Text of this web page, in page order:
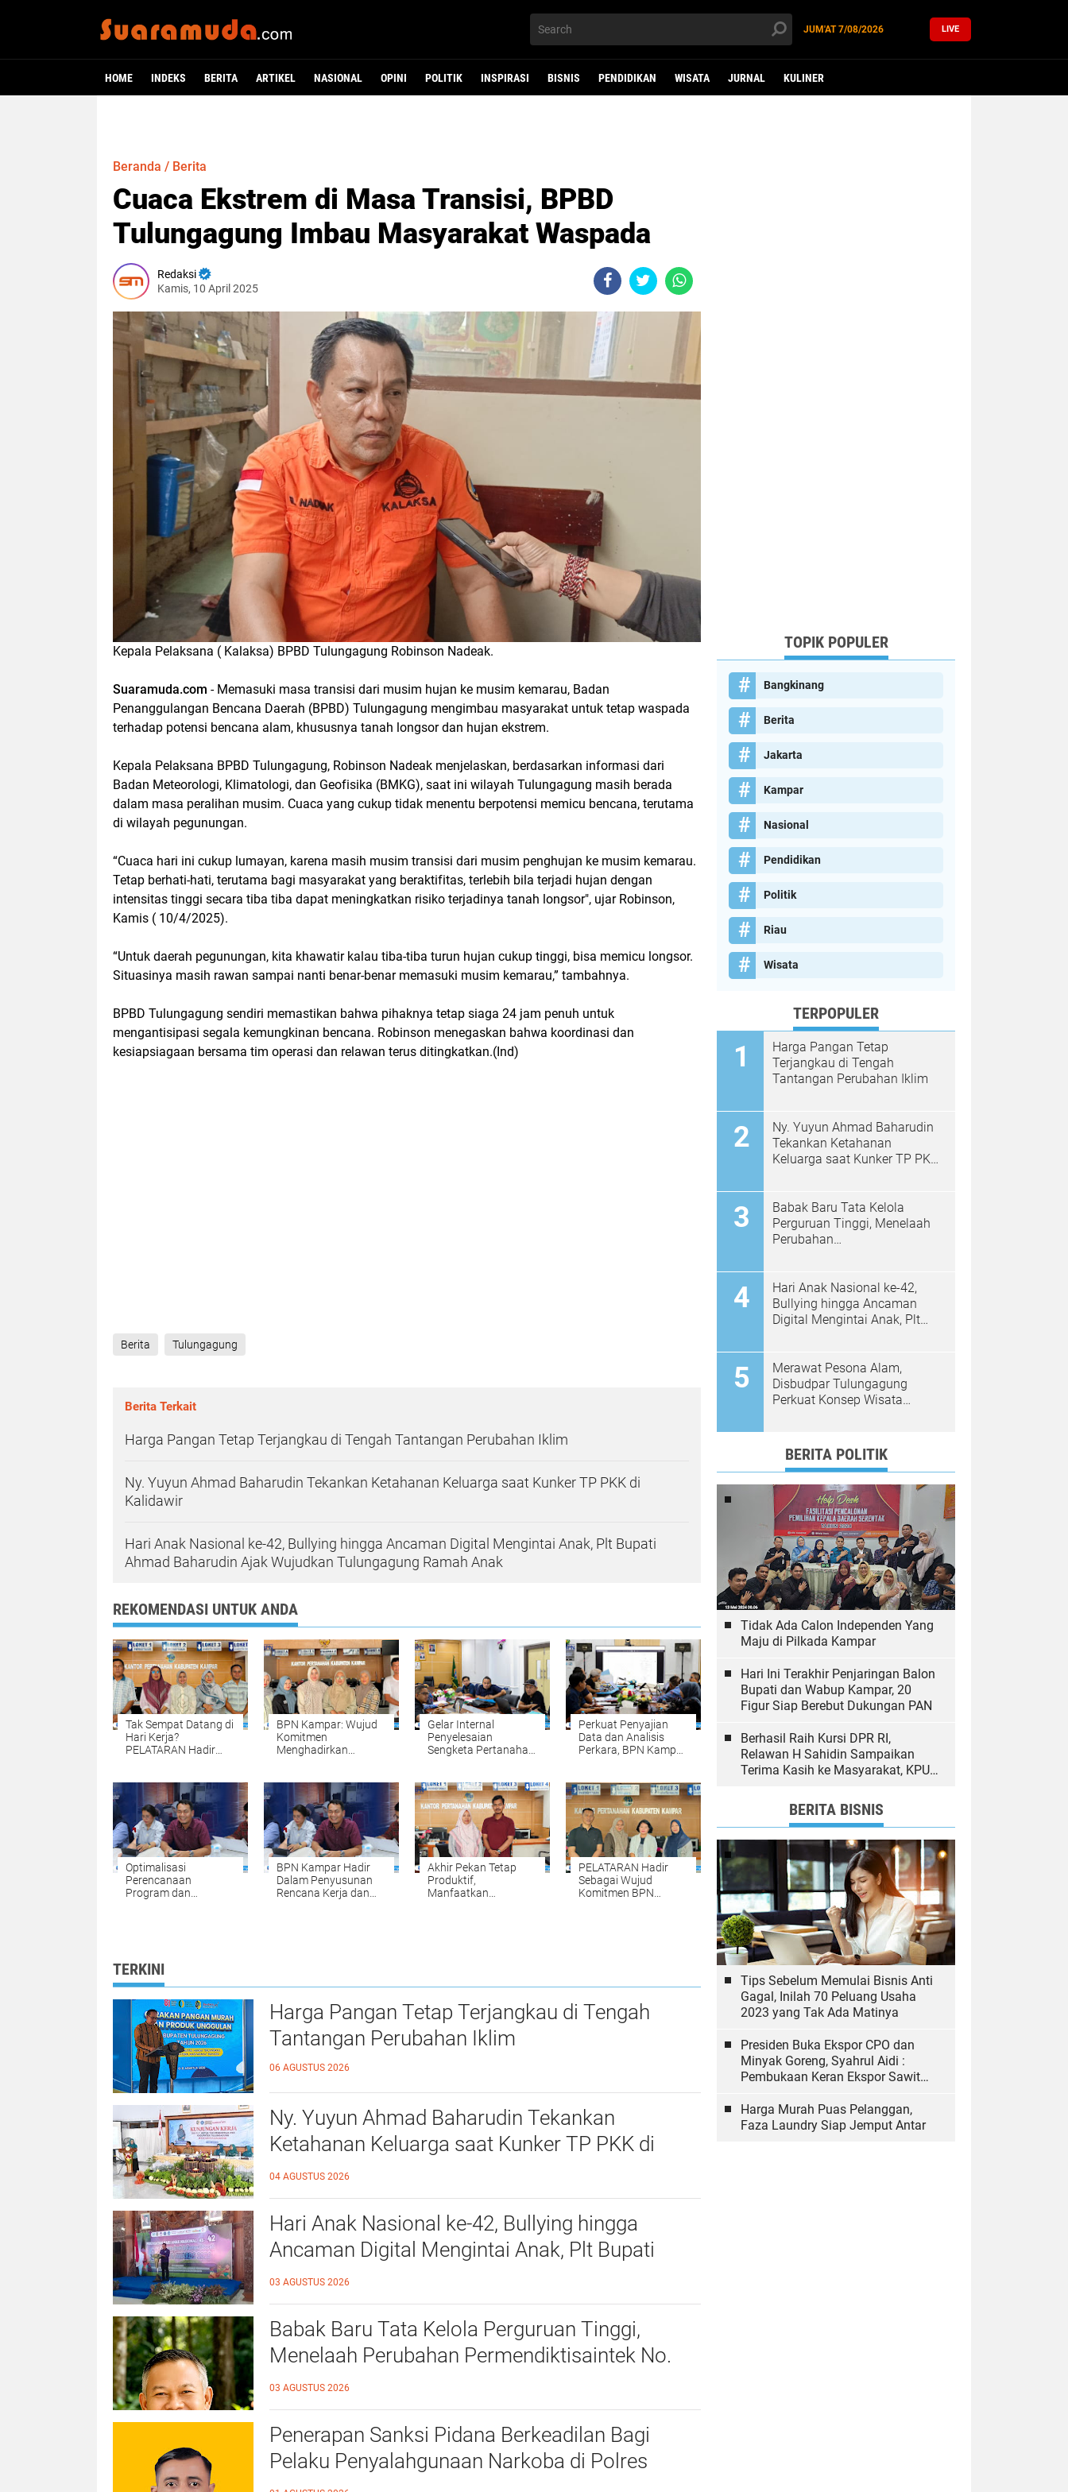
JUM'AT7/08/2026 LIVE
HOME INDEKS BERITA ARTIKEL NASIONAL OPINI POLITIK INSPIRASI BISNIS PENDIDIKAN WISATA JURNAL KULINER
Beranda / Berita
Cuaca Ekstrem di Masa Transisi, BPBD
Tulungagung Imbau Masyarakat Waspada
Redaksi
Kamis, 10 April 2025
Kepala Pelaksana ( Kalaksa) BPBD Tulungagung Robinson Nadeak.
Suaramuda.com - Memasuki masa transisi dari musim hujan ke musim kemarau, Badan
Penanggulangan Bencana Daerah (BPBD) Tulungagung mengimbau masyarakat untuk tetap waspada
terhadap potensi bencana alam, khususnya tanah longsor dan hujan ekstrem.
Kepala Pelaksana BPBD Tulungagung, Robinson Nadeak menjelaskan, berdasarkan informasi dari
Badan Meteorologi, Klimatologi, dan Geofisika (BMKG), saat ini wilayah Tulungagung masih berada
dalam masa peralihan musim. Cuaca yang cukup tidak menentu berpotensi memicu bencana, terutama
di wilayah pegunungan.
“Cuaca hari ini cukup lumayan, karena masih musim transisi dari musim penghujan ke musim kemarau.
Tetap berhati-hati, terutama bagi masyarakat yang beraktifitas, terlebih bila terjadi hujan dengan
intensitas tinggi secara tiba tiba dapat meningkatkan risiko terjadinya tanah longsor", ujar Robinson,
Kamis ( 10/4/2025).
“Untuk daerah pegunungan, kita khawatir kalau tiba-tiba turun hujan cukup tinggi, bisa memicu longsor.
Situasinya masih rawan sampai nanti benar-benar memasuki musim kemarau,” tambahnya.
BPBD Tulungagung sendiri memastikan bahwa pihaknya tetap siaga 24 jam penuh untuk
mengantisipasi segala kemungkinan bencana. Robinson menegaskan bahwa koordinasi dan
kesiapsiagaan bersama tim operasi dan relawan terus ditingkatkan.(Ind)
Berita Tulungagung
Berita Terkait
Harga Pangan Tetap Terjangkau di Tengah Tantangan Perubahan Iklim
Ny. Yuyun Ahmad Baharudin Tekankan Ketahanan Keluarga saat Kunker TP PKK di
Kalidawir
Hari Anak Nasional ke-42, Bullying hingga Ancaman Digital Mengintai Anak, Plt Bupati
Ahmad Baharudin Ajak Wujudkan Tulungagung Ramah Anak
REKOMENDASI UNTUK ANDA
Tak Sempat Datang di
Hari Kerja?
PELATARAN Hadir
Tanah Setiap Sabtu
dan Minggu
BPN Kampar: Wujud
Komitmen
Menghadirkan
Mudah, Cepat, dan
Fleksibel
Gelar Internal
Penyelesaian
Sengketa Pertanahan:
Kepastian Hukum
bagi Masyarakat
Perkuat Penyajian
Data dan Analisis
Perkara, BPN Kampar
Sengketa Pertanahan
Optimalisasi
Perencanaan
Program dan
2027
BPN Kampar Hadir
Dalam Penyusunan
Rencana Kerja dan
Akhir Pekan Tetap
Produktif,
Manfaatkan
PELATARAN Hadir
Sebagai Wujud
Komitmen BPN
TERKINI
Harga Pangan Tetap Terjangkau di Tengah
Tantangan Perubahan Iklim
06 AGUSTUS 2026
Ny. Yuyun Ahmad Baharudin Tekankan
Ketahanan Keluarga saat Kunker TP PKK di
Kalidawir
04 AGUSTUS 2026
Hari Anak Nasional ke-42, Bullying hingga
Ancaman Digital Mengintai Anak, Plt Bupati
Ahmad Baharudin Ajak Wujudkan Tulungagung
Ramah Anak
03 AGUSTUS 2026
Babak Baru Tata Kelola Perguruan Tinggi,
Menelaah Perubahan Permendiktisaintek No.
39/2025 Menjadi No. 10/2026
03 AGUSTUS 2026
Penerapan Sanksi Pidana Berkeadilan Bagi
Pelaku Penyalahgunaan Narkoba di Polres
TOPIK POPULER
Bangkinang
Berita
Jakarta
Kampar
Nasional
Pendidikan
Politik
Riau
Wisata
TERPOPULER
Harga Pangan Tetap
Terjangkau di Tengah
Tantangan Perubahan Iklim
Ny. Yuyun Ahmad Baharudin
Tekankan Ketahanan
Keluarga saat Kunker TP PKK
Babak Baru Tata Kelola
Perguruan Tinggi, Menelaah
Perubahan
Hari Anak Nasional ke-42,
Bullying hingga Ancaman
Digital Mengintai Anak, Plt
Ramah Anak
Merawat Pesona Alam,
Disbudpar Tulungagung
Perkuat Konsep Wisata
BERITA POLITIK
Tidak Ada Calon Independen Yang
Maju di Pilkada Kampar
Hari Ini Terakhir Penjaringan Balon
Bupati dan Wabup Kampar, 20
Figur Siap Berebut Dukungan PAN
Berhasil Raih Kursi DPR RI,
Relawan H Sahidin Sampaikan
Terima Kasih ke Masyarakat, KPU
BERITA BISNIS
Tips Sebelum Memulai Bisnis Anti
Gagal, Inilah 70 Peluang Usaha
2023 yang Tak Ada Matinya
Presiden Buka Ekspor CPO dan
Minyak Goreng, Syahrul Aidi :
Pembukaan Keran Ekspor Sawit
Harga Murah Puas Pelanggan,
Faza Laundry Siap Jemput Antar